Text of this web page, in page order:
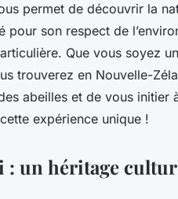
permet de découvrir la
son respect de
Que vous soyez
trouverez en Nouvelle-
abeilles et de vous initier
expérience unique !
un héritage